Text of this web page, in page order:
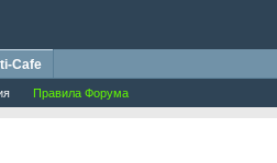
Правила Форума
Cafe